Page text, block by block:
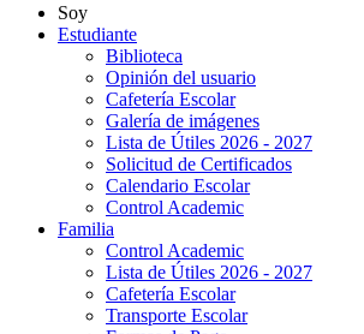
Soy
Estudiante
Biblioteca
Opinión del usuario
Cafetería Escolar
Galería de imágenes
Lista de Útiles 2026 - 2027
Solicitud de Certificados
Calendario Escolar
Control Academic
Familia
Control Academic
Lista de Útiles 2026 - 2027
Cafetería Escolar
Transporte Escolar